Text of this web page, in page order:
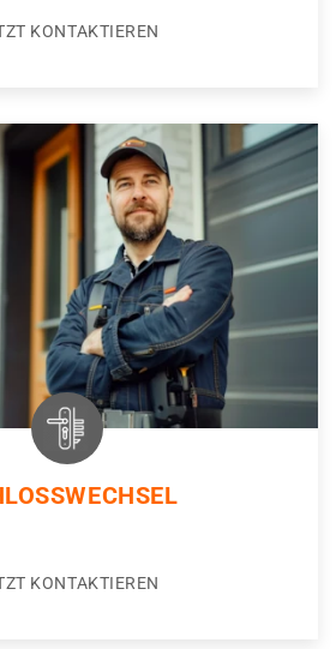
KONTAKTIEREN
KONTAKTIEREN